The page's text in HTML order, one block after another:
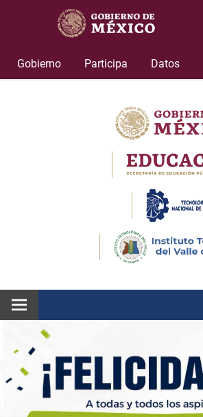
Gobierno
Participa Datos